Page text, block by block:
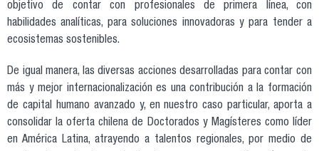
objetivo de contar con profesionales de primera línea, con
habilidades analíticas, para soluciones innovadoras y para tender a
ecosistemas sostenibles.
De igual manera, las diversas acciones desarrolladas para contar con
más y mejor internacionalización es una contribución a la formación
de capital humano avanzado y, en nuestro caso particular, aporta a
consolidar la oferta chilena de Doctorados y Magísteres como líder
en América Latina, atrayendo a talentos regionales, por medio de